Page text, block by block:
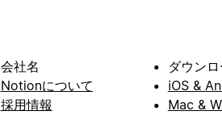
会社名
Notionについて
採用情報
ダウン
iOS &
Mac &